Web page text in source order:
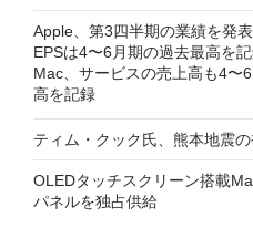
Apple、第3四半期の業績を発
EPSは4〜6月期の過去最高を
Mac、サービスの売上高も4〜
高を記録
ティム・クック氏、熊本地震
OLEDタッチスクリーン搭載
パネルを独占供給